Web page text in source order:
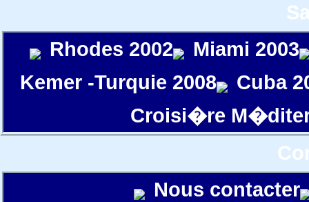
Rhodes 2002
Miami 2003
Kemer -Turquie 2008
Cuba
Croisi�re
Nous contacter